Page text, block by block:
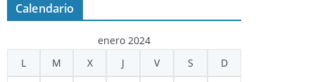
Calendario
enero 2024
L
M X J V S D